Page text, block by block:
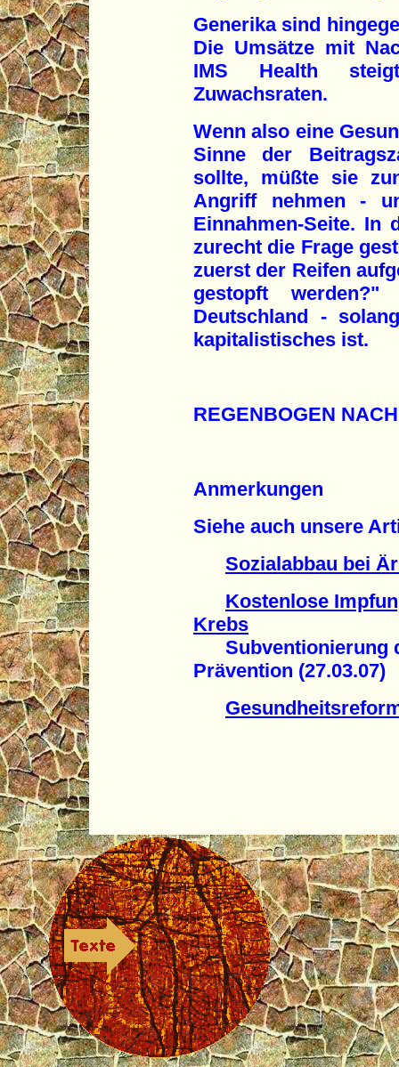
Generika sind
Die Umsätze mit
IMS Health
Zuwachsraten.
Wenn also eine
Sinne der
sollte, müßte sie
Angriff nehmen -
Einnahmen-Seite. In
zurecht die Frage
zuerst der Reifen
gestopft
Deutschland -
kapitalistisches ist.
REGENBOGEN
Anmerkungen
Siehe auch unsere
Sozialabbau bei
Kostenlose
Krebs
Subventionierung
Prävention (27.03.07)